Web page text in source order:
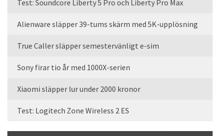
Test: Soundcore Liberty 5 Pro och Liberty Pro Max
Alienware släpper 39-tums skärm med 5K-upplösning
True Caller släpper semestervänligt e-sim
Sony firar tio år med 1000X-serien
Xiaomi släpper lur under 2000 kronor
Test: Logitech Zone Wireless 2 ES